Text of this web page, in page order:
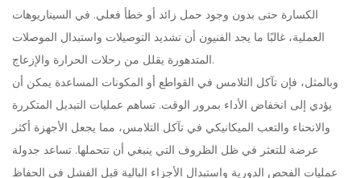
الكسارة حتى بدون وجود حمل زائد أو خطأ فعلي. في السيناريوهات
العملية، غالبًا ما يجد الفنيون أن تشديد التوصيلات واستبدال الموصلات
المتدهورة يقلل من رحلات الحرارة والإزعاج.
وبالمثل، فإن تآكل التلامس في القواطع أو المكونات المساعدة يمكن أن
يؤدي إلى انخفاض الأداء بمرور الوقت. تساهم عمليات التبديل المتكررة
والانحناء والتعب الميكانيكي في تآكل التلامس، مما يجعل الأجهزة أكثر
عرضة للتعثر في ظل الظروف التي ينبغي أن تتحملها. تساعد جدولة
عمليات الفحص الدورية واستبدال الأجزاء البالية قبل الفشل في الحفاظ